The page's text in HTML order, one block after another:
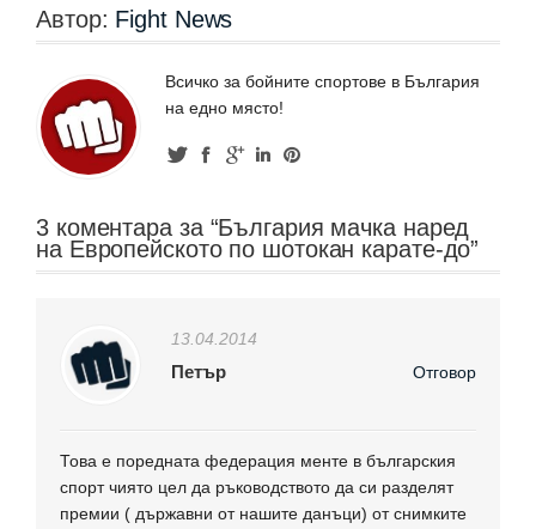
Автор: Fight News
Всичко за бойните спортове в България
на едно място!
3 коментара за “България мачка наред
на Европейското по шотокан карате-до”
13.04.2014
Петър Отговор
Това е поредната федерация менте в българския
спорт чиято цел да ръководството да си разделят
премии ( държавни от нашите данъци) от снимките